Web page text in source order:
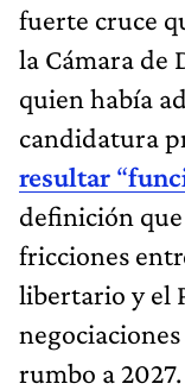
fuerte cruce
la Cámara de
quien había
candidatura
resultar “
definición
fricciones
libertario y el
rumbo a 2027.